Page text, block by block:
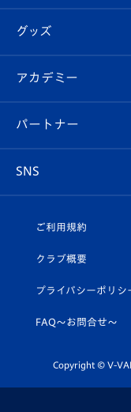
チケット
イベント
メディア
ホームタウン
エンブレム紹介
スタッフプロフィー
マスコット紹介
平和祈念活動
ホームタウン活動
はじめての観戦ガ
Revive Team
ヴィヴィくんの長
フォトギャラリー
スタジアムグルメ
チケット
V-LOVERS（ファ
プレイヤーズスイ
グッズ
オンラインショッ
店舗情報
アカデミー
育成からのお知ら
U-18
スクール
パートナー
SNS
ヴィヴィくんイン
公式LINE＠
ご利用規約
クラブ概要
プライバシーポリシ
FAQ〜お問合せ〜
Copyright © V-